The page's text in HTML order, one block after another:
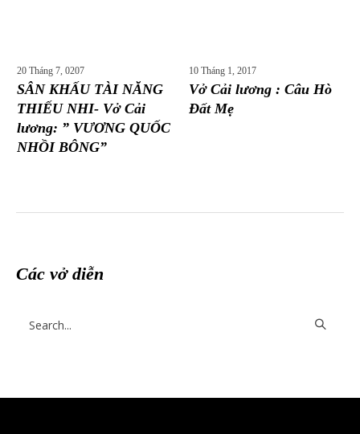
20 Tháng 7, 0207
SÂN KHẤU TÀI NĂNG
THIẾU NHI- Vở Cải
lương: ” VƯƠNG QUỐC
NHỒI BÔNG”
10 Tháng 1, 2017
Vở Cải lương : Câu Hò
Đất Mẹ
Các vở diễn